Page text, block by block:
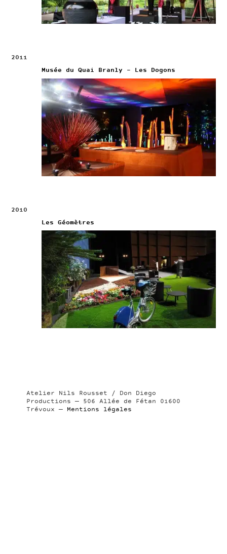
2011
Musée du Quai Branly – Les Dogons
2010
Les Géomètres
Atelier Nils Rousset / Don Diego
Productions — 506 Allée de Fétan 01600
Trévoux — Mentions légales